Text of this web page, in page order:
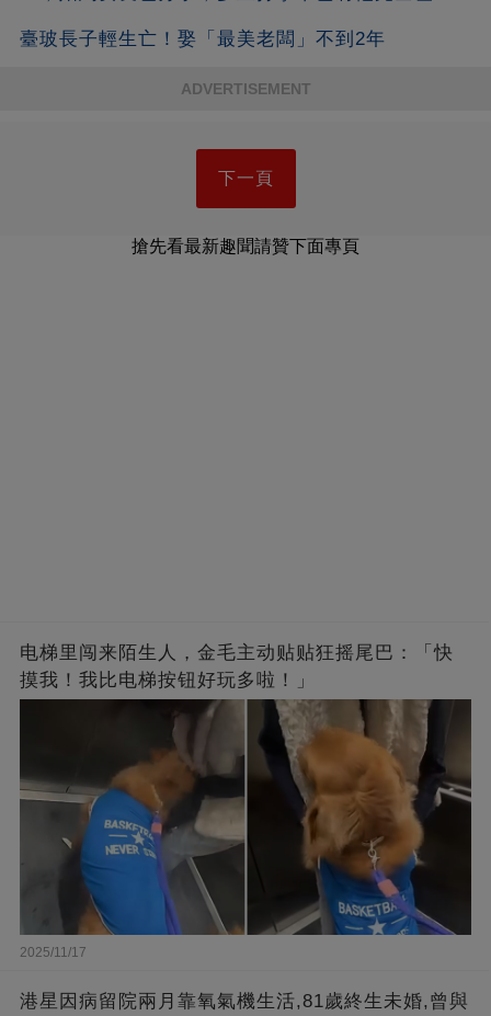
臺玻長子輕生亡！娶「最美老闆」不到2年
ADVERTISEMENT
下一頁
搶先看最新趣聞請贊下面專頁
电梯里闯来陌生人，金毛主动贴贴狂摇尾巴：「快
摸我！我比电梯按钮好玩多啦！」
2025/11/17
港星因病留院兩月靠氧氣機生活,81歲終生未婚,曾與